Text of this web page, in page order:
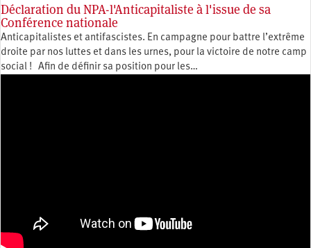
Déclaration du NPA-l'Anticapitaliste à l'issue de sa
Conférence nationale
Anticapitalistes et antifascistes. En campagne pour battre l’extrême
droite par nos luttes et dans les urnes, pour la victoire de notre camp
social ! Afin de définir sa position pour les…